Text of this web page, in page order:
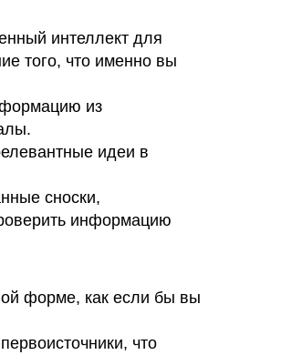
интеллект для
того, что именно вы
из
идеи в
сноски,
информацию
форме, как если бы вы
что